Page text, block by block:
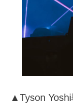
▲Tyson